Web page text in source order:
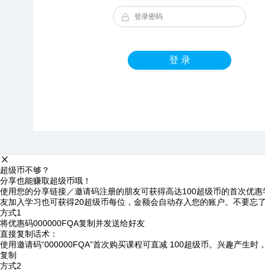
登 录
超级币不够？
分享也能赚取超级币哦！
使用您的分享链接／邀请码注册的朋友可获得高达100超级币的首次优
友加入学习也可获得20超级币每位，金额会自动存入您的账户。不要忘
方式1
将优惠码000000FQA复制并发送给好友
直接复制话术：
使用邀请码“000000FQA”首次购买课程可直减 100超级币。兴趣产生时
复制
方式2